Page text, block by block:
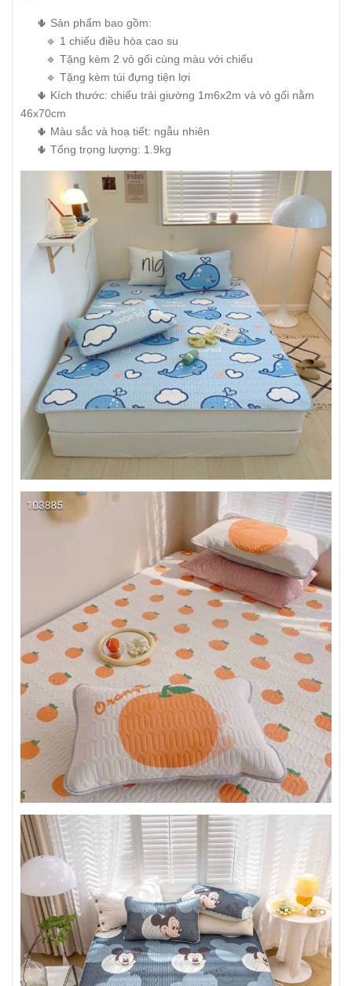
🌵 Sản phẩm bao gồm:
🔹 1 chiếu điều hòa cao su
🔹 Tặng kèm 2 vỏ gối cùng màu với chiếu
🔹 Tặng kèm túi đựng tiện lợi
🌵 Kích thước: chiếu trải giường 1m6x2m và vỏ gối nằm
46x70cm
🌵 Màu sắc và hoạ tiết: ngẫu nhiên
🌵 Tổng trọng lượng: 1.9kg